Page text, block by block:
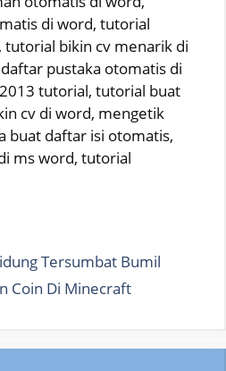
di word, tutorial
bikin cv menarik di
pustaka otomatis di
tutorial, tutorial buat
cv di word, mengetik
buat daftar isi otomatis,
ms word, tutorial
Tersumbat Bumil
Coin Di Minecraft